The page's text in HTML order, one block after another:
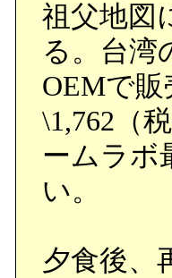
祖父地図
る。台湾
OEMで
\1,762（
ームラボ
い。
夕食後、